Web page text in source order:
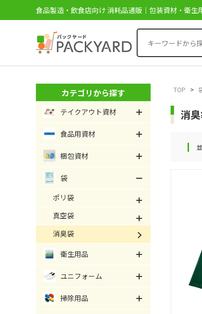
食品製造・飲食店向け 消耗品通販｜包装資材・衛生
TOP >
消
カテゴリから探す
テイクアウト資材
食品用資材
梱包資材
袋
ポリ袋
真空袋
消臭袋
衛生用品
ユニフォーム
掃除用品